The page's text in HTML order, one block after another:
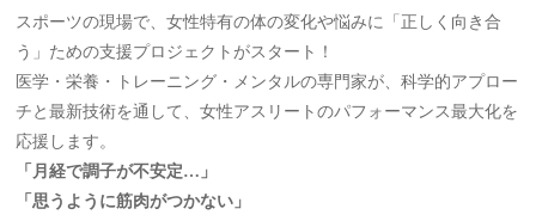
スポーツの現場で、女性特有の体の変化や悩みに「正しく向き合
う」ための支援プロジェクトがスタート！
医学・栄養・トレーニング・メンタルの専門家が、科学的アプロー
チと最新技術を通して、女性アスリートのパフォーマンス最大化を
応援します。
「月経で調子が不安定…」
「思うように筋肉がつかない」